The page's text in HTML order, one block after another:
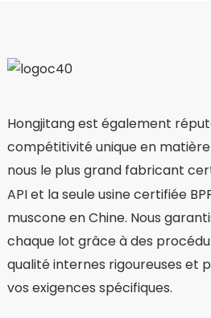
Hongjitang est également
compétitivité unique en matière
nous le plus grand fabricant
API et la seule usine certifiée
muscone en Chine. Nous
chaque lot grâce à des
qualité internes rigoureuses et
vos exigences spécifiques.